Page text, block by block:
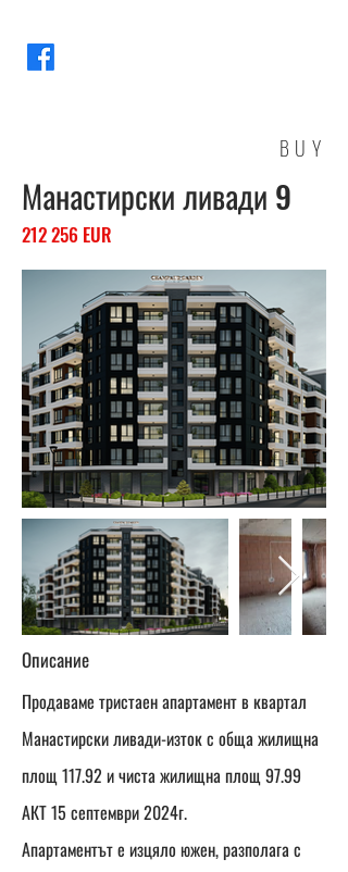
BUY
Манастирски ливади 9
212 256 EUR
Описание
Продаваме тристаен апартамент в квартал
Манастирски ливади-изток с обща жилищна
площ 117.92 и чиста жилищна площ 97.99
АКТ 15 септември 2024г.
Апартаментът е изцяло южен, разполага с